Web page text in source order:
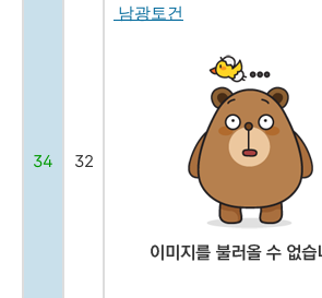
34 32
남광토건